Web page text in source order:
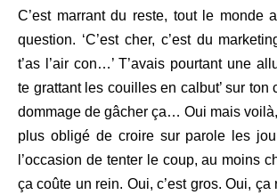
C’est marrant du reste, tout le monde
question. ‘C’est cher, c’est du
t’as l’air con…’ T’avais pourtant une
te grattant les couilles en calbut’ sur ton
dommage de gâcher ça… Oui mais
plus obligé de croire sur parole les
l’occasion de tenter le coup, au moins
ça coûte un rein. Oui, c’est gros. Oui,